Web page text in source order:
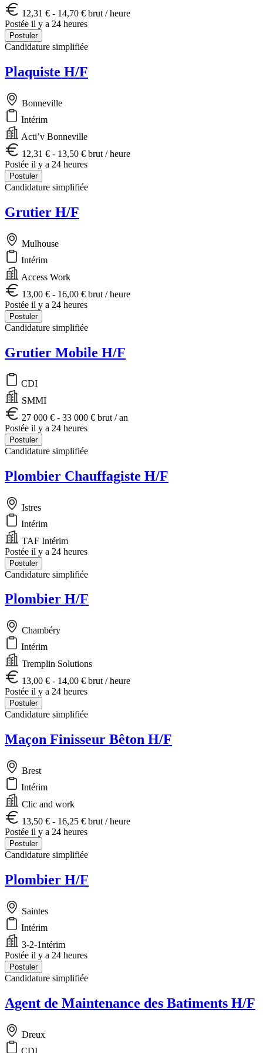
12,31 € - 14,70 € brut / heure
Postée il y a 24 heures
Postuler
Candidature simplifiée
Plaquiste H/F
Bonneville
Intérim
Acti’v Bonneville
12,31 € - 13,50 € brut / heure
Postée il y a 24 heures
Postuler
Candidature simplifiée
Grutier H/F
Mulhouse
Intérim
Access Work
13,00 € - 16,00 € brut / heure
Postée il y a 24 heures
Postuler
Candidature simplifiée
Grutier Mobile H/F
CDI
SMMI
27 000 € - 33 000 € brut / an
Postée il y a 24 heures
Postuler
Candidature simplifiée
Plombier Chauffagiste H/F
Istres
Intérim
TAF Intérim
Postée il y a 24 heures
Postuler
Candidature simplifiée
Plombier H/F
Chambéry
Intérim
Tremplin Solutions
13,00 € - 14,00 € brut / heure
Postée il y a 24 heures
Postuler
Candidature simplifiée
Maçon Finisseur Bêton H/F
Brest
Intérim
Clic and work
13,50 € - 16,25 € brut / heure
Postée il y a 24 heures
Postuler
Candidature simplifiée
Plombier H/F
Saintes
Intérim
3-2-1ntérim
Postée il y a 24 heures
Postuler
Candidature simplifiée
Agent de Maintenance des Batiments H/F
Dreux
CDI